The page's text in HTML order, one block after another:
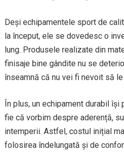
Deși echipamentele sport de
la început, ele se dovedesc o
lung. Produsele realizate din
finisaje bine gândite nu se
înseamnă că nu vei fi nevoit să
În plus, un echipament durabil
fie că vorbim despre aderență,
intemperii. Astfel, costul inițial
folosirea îndelungată și de